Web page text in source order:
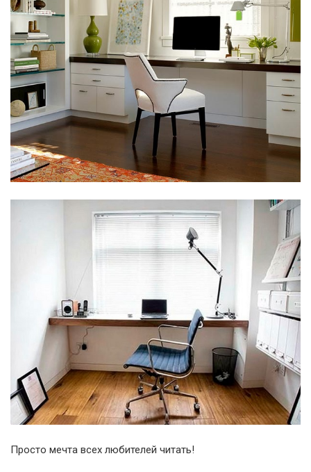
Просто мечта всех любителей читать!